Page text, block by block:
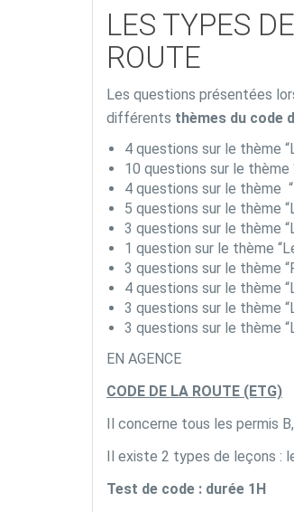
LES TYPES
ROUTE
Les questions présentées
différents thèmes du code
4 questions sur le thème
10 questions sur le thème
4 questions sur le thème
5 questions sur le thème
3 questions sur le thème
1 question sur le thème
3 questions sur le thème
4 questions sur le thème
3 questions sur le thème
3 questions sur le thème
EN AGENCE
CODE DE LA ROUTE (ETG)
Il concerne tous les permis
Il existe 2 types de leçons :
Test de code : durée 1H